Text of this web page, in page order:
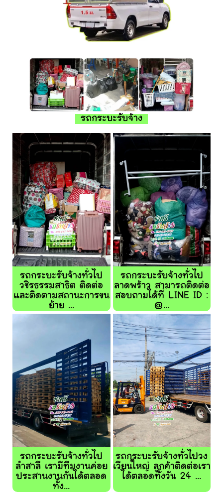
รถกระบะรับจ้าง
รถกระบะรับจ้างทั่วไป
วชิรธรรมสาธิต ติดต่อ
และติดตามสถานะการขน
ย้าย ...
รถกระบะรับจ้างทั่วไป
ลาดพร้าว สามารถติดต่อ
สอบถามได้ที่ LINE ID :
@...
รถกระบะรับจ้างทั่วไป
ลำสาลี เรามีทีมงานค่อย
ประสานงานกันได้ตลอด
ทั้ง...
รถกระบะรับจ้างทั่วไปวง
เวียนใหญ่ ลูกค้าติดต่อเรา
ได้ตลอดทั้งวัน 24 ...